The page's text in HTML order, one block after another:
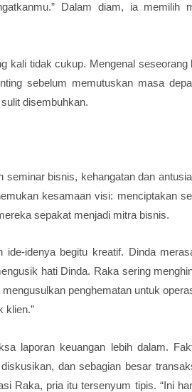
Dalam diam, ia memilih
kali tidak cukup. Mengenal seseorang
sebelum memutuskan masa
disembuhkan.
bisnis, kehangatan dan
kesamaan visi: menciptakan
sepakat menjadi mitra bisnis.
idenya begitu kreatif. Dinda
hati Dinda. Raka sering
penghematan untuk
klien.”
laporan keuangan lebih dalam.
dan sebagian besar
Raka, pria itu tersenyum tipis. “Ini